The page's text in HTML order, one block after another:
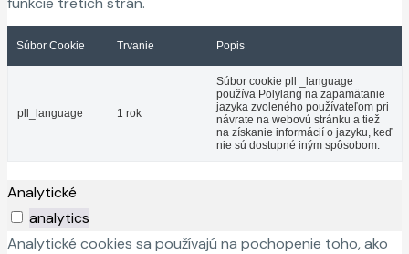
Súbor Cookie Trvanie Popis
pll_language 1 rok
Súbor cookie pll _language
používa Polylang na zapamätanie
jazyka zvoleného používateľom pri
návrate na webovú stránku a tiež
na získanie informácií o jazyku, keď
nie sú dostupné iným spôsobom.
Analytické
analytics
Analytické cookies sa používajú na pochopenie toho, ako